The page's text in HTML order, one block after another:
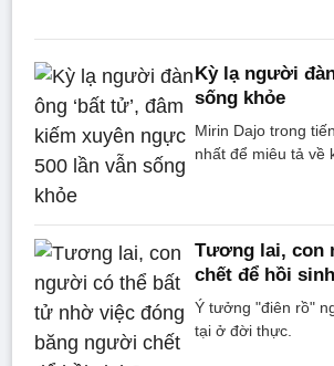
Kỳ lạ người
sống khỏe
Mirin Dajo trong
nhất để miêu tả về
Tương lai, con
chết để hồi
Ý tưởng "điên rồ"
tại ở đời thực.